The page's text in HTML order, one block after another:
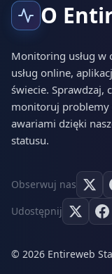
O
Monitoring usług w
usług online,
świecie. Sprawdzaj,
monitoruj problemy
awariami dzięki
statusu.
Obserwuj nas
Udostępnij
© 2026 Entireweb